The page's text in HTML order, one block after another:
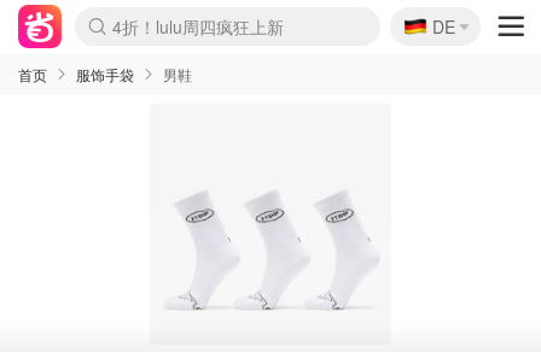
Boticinal 夏促开抢！
4折！lulu周四疯狂上新
还没结束！&OtherStories大促
Joybuy变相75折 随时失效
速领！Stanley独家85折
疑似霸哥！Camper额外叠85折
Zalando 奥莱闪促！每日更新
Moncler反季囤！5折起+叠9折
Coach Brooklyn仅€192
🇩🇪
DE
首页 服饰手袋 男鞋